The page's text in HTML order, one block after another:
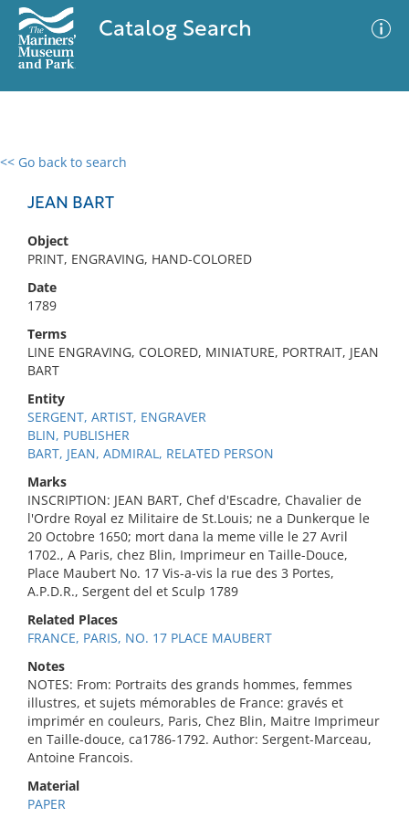
Catalog Search
<< Go back to search
JEAN BART
Object
PRINT, ENGRAVING, HAND-COLORED
Date
1789
Terms
LINE ENGRAVING, COLORED, MINIATURE, PORTRAIT, JEAN
BART
Entity
SERGENT, ARTIST, ENGRAVER
BLIN, PUBLISHER
BART, JEAN, ADMIRAL, RELATED PERSON
Marks
INSCRIPTION: JEAN BART, Chef d'Escadre, Chavalier de
l'Ordre Royal ez Militaire de St.Louis; ne a Dunkerque le
20 Octobre 1650; mort dana la meme ville le 27 Avril
1702., A Paris, chez Blin, Imprimeur en Taille-Douce,
Place Maubert No. 17 Vis-a-vis la rue des 3 Portes,
A.P.D.R., Sergent del et Sculp 1789
Related Places
FRANCE, PARIS, NO. 17 PLACE MAUBERT
Notes
NOTES: From: Portraits des grands hommes, femmes
illustres, et sujets mémorables de France: gravés et
imprimér en couleurs, Paris, Chez Blin, Maitre Imprimeur
en Taille-douce, ca1786-1792. Author: Sergent-Marceau,
Antoine Francois.
Material
PAPER
0 results